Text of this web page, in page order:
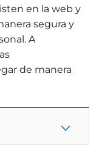
en la web y
segura y
A
de manera